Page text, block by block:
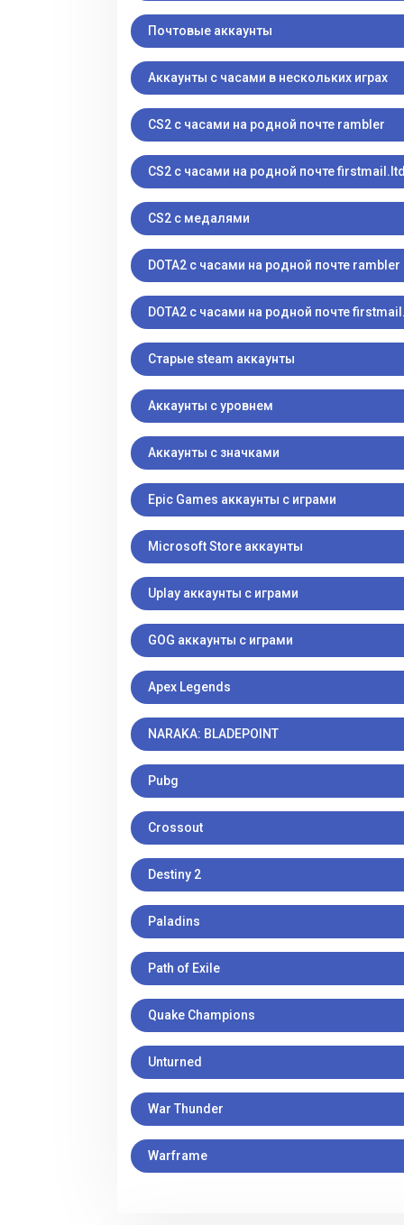
Почтовые аккаунты
Аккаунты с часами в нескольких играх
CS2 с часами на родной почте rambler
CS2 с часами на родной почте
CS2 с медалями
DOTA2 с часами на родной почте rambler
DOTA2 с часами на родной почте
Старые steam аккаунты
Аккаунты с уровнем
Аккаунты с значками
Epic Games аккаунты с играми
Microsoft Store аккаунты
Uplay аккаунты с играми
GOG аккаунты с играми
Apex Legends
NARAKA: BLADEPOINT
Pubg
Crossout
Destiny 2
Paladins
Path of Exile
Quake Champions
Unturned
War Thunder
Warframe